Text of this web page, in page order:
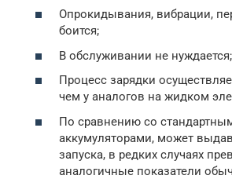
Опрокидывания, вибрации,
боится;
В обслуживании не нуждается;
Процесс зарядки
чем у аналогов на жидком
По сравнению со
аккумуляторами, может
запуска, в редких случаях
аналогичные показатели